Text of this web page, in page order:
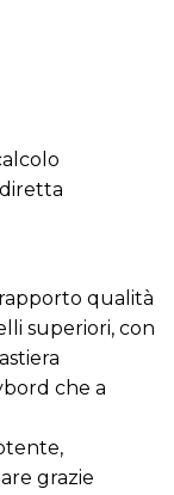
qualità
superiori, con
che a
grazie